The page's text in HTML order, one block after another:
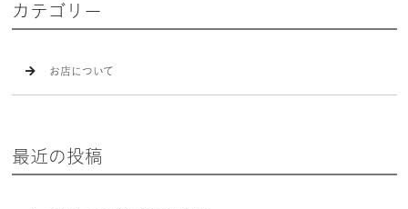
カテゴリー
お店について
最近の投稿